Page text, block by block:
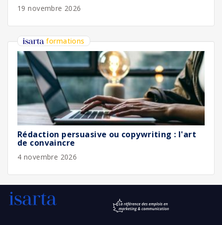
19 novembre 2026
formations
Rédaction persuasive ou copywriting : l'art
de convaincre
4 novembre 2026